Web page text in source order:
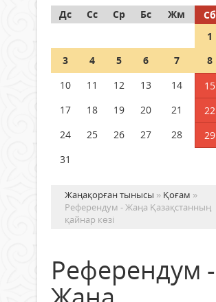
05 тамыз 2026 ж. 160
Шетелде жүрген Қазақстан
азаматтары қалай дауыс бере
Дс
Сс Ср Бс Жм Сб
1
3
4 5 6 7 8
10
11 12 13 14 15
17
18 19 20 21 22
24
25 26 27 28 29
31
Жаңақорған тынысы » Қоғам »
Референдум - Жаңа Қазақстанның
қайнар көзі
Референдум -